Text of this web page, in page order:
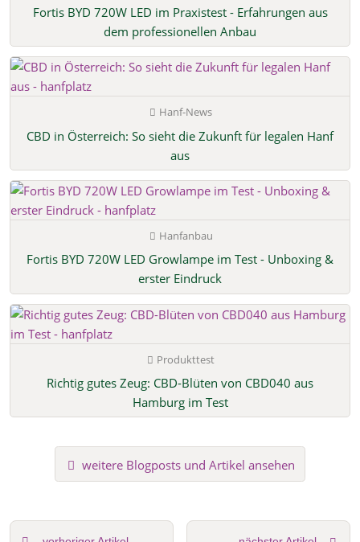
Fortis BYD 720W LED im Praxistest - Erfahrungen aus
dem professionellen Anbau
Hanf-News
CBD in Österreich: So sieht die Zukunft für legalen Hanf
aus
Hanfanbau
Fortis BYD 720W LED Growlampe im Test - Unboxing &
erster Eindruck
Produkttest
Richtig gutes Zeug: CBD-Blüten von CBD040 aus
Hamburg im Test
weitere Blogposts und Artikel ansehen